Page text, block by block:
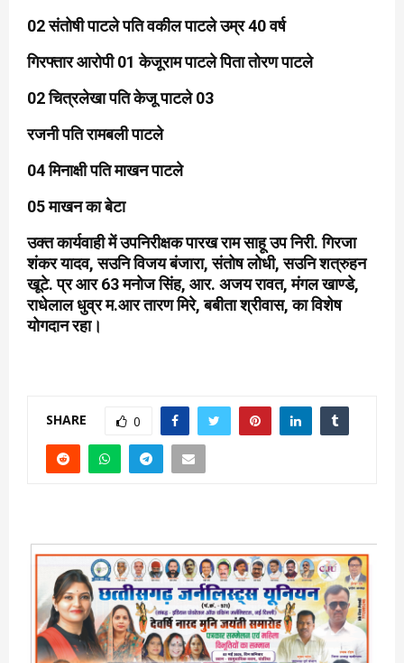
02 संतोषी पाटले पति वकील पाटले उम्र 40 वर्ष
गिरफ्तार आरोपी 01 केजूराम पाटले पिता तोरण पाटले
02 चित्रलेखा पति केजू पाटले 03
रजनी पति रामबली पाटले
04 मिनाक्षी पति माखन पाटले
05 माखन का बेटा
उक्त कार्यवाही में उपनिरीक्षक पारख राम साहू उप निरी. गिरजा
शंकर यादव, सउनि विजय बंजारा, संतोष लोधी, सउनि शत्रुहन
खूटे. प्र आर 63 मनोज सिंह, आर. अजय रावत, मंगल खाण्डे,
राधेलाल धुव्र म.आर तारण मिरे, बबीता श्रीवास, का विशेष
योगदान रहा।
SHARE 0